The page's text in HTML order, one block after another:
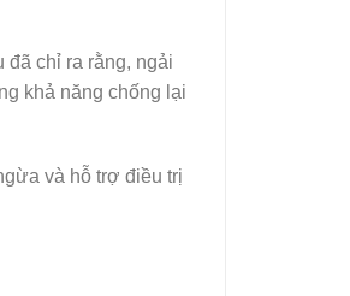
chỉ ra rằng, ngải
khả năng chống lại
và hỗ trợ điều trị